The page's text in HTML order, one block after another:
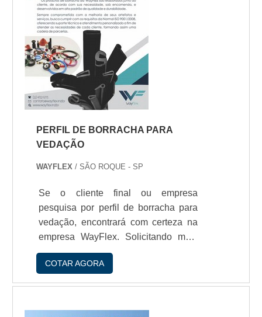
PERFIL DE BORRACHA PARA
VEDAÇÃO
WAYFLEX/ SÃO ROQUE - SP
Se o cliente final ou empresa
pesquisa por perfil de borracha para
vedação, encontrará com certeza na
empresa WayFlex. Solicitando mais
informações na empresa mais
conceituada do mercado e
descobrindo a líder da área de
produto deve sempre ser adquirido
COTAR AGORA